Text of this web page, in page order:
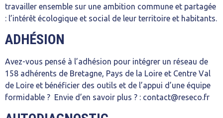
travailler ensemble sur une ambition commune et partagée
: l’intérêt écologique et social de leur territoire et habitants.
ADHÉSION
Avez-vous pensé à l’adhésion pour intégrer un réseau de
158 adhérents de Bretagne, Pays de la Loire et Centre Val
de Loire et bénéficier des outils et de l’appui d’une équipe
formidable ? Envie d’en savoir plus ? : contact@reseco.fr